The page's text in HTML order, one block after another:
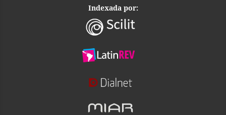
Indexada por: